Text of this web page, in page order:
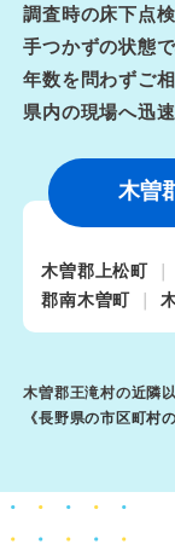
調査時の床下点
手つかずの状態
年数を問わずご
県内の現場へ迅
木曽
木曽郡上松町
郡南木曽町
木曽郡王滝村の近隣
《長野県の市区町村